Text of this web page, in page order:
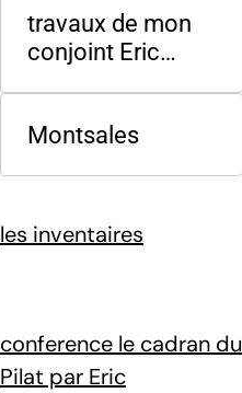
travaux de mon
conjoint Eric
Montsales
les inventaires
conference le cadran du
Pilat par Eric